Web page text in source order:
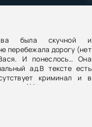
была скучной и
перебежала дорогу (нет
И понеслось… Она
ад.В тексте есть
криминал и в
события